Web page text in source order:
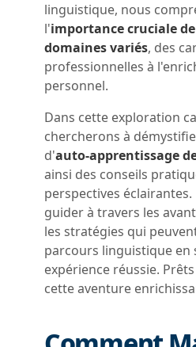
linguistique, nous
l'importance cruciale
domaines variés, des
professionnelles à
personnel.
Dans cette exploration
chercherons à
d'auto-apprentissage
ainsi des conseils
perspectives éclairantes.
guider à travers les
les stratégies qui
parcours linguistique en
expérience réussie.
cette aventure